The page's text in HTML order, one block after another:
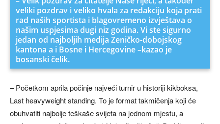
veliki pozdrav i veliko hvala za redakciju koja prati
rad naših sportista i blagovremeno izvještava o
našim uspjesima dugi niz godina. Vi ste sigurno
jedan od najboljih medija Zeničko-dobojskog
kantona a i Bosne i Hercegovine –kazao je
bosanski čelik.
– Početkom aprila počinje najveći turnir u historiji kikboksa,
Last heavyweight standing. To je format takmičenja koji će
obuhvatiti najbolje teškaše svijeta na jednom mjestu, a